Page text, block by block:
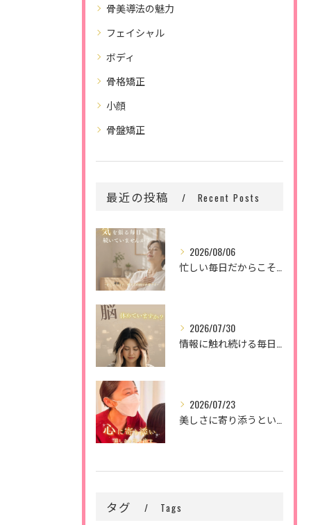
骨美導法の魅力
フェイシャル
ボディ
骨格矯正
小顔
骨盤矯正
最近の投稿 Recent Posts
2026/08/06
忙しい毎日だからこそ、
2026/07/30
情報に触れ続ける毎日。
2026/07/23
美しさに寄り添うということ。
タグ Tags